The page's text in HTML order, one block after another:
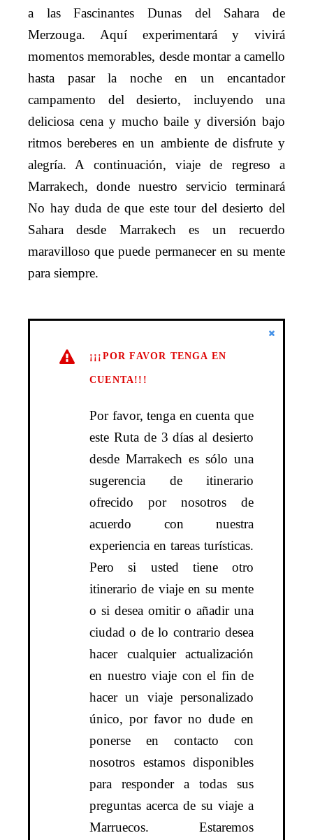
a las Fascinantes Dunas del Sahara de
Merzouga. Aquí experimentará y vivirá
momentos memorables, desde montar a camello
hasta pasar la noche en un encantador
campamento del desierto, incluyendo una
deliciosa cena y mucho baile y diversión bajo
ritmos bereberes en un ambiente de disfrute y
alegría. A continuación, viaje de regreso a
Marrakech, donde nuestro servicio terminará
No hay duda de que este tour del desierto del
Sahara desde Marrakech es un recuerdo
maravilloso que puede permanecer en su mente
para siempre.
¡¡¡POR FAVOR TENGA EN
CUENTA!!!
Por favor, tenga en cuenta que
este Ruta de 3 días al desierto
desde Marrakech es sólo una
sugerencia de itinerario
ofrecido por nosotros de
acuerdo con nuestra
experiencia en tareas turísticas.
Pero si usted tiene otro
itinerario de viaje en su mente
o si desea omitir o añadir una
ciudad o de lo contrario desea
hacer cualquier actualización
en nuestro viaje con el fin de
hacer un viaje personalizado
único, por favor no dude en
ponerse en contacto con
nosotros estamos disponibles
para responder a todas sus
preguntas acerca de su viaje a
Marruecos. Estaremos